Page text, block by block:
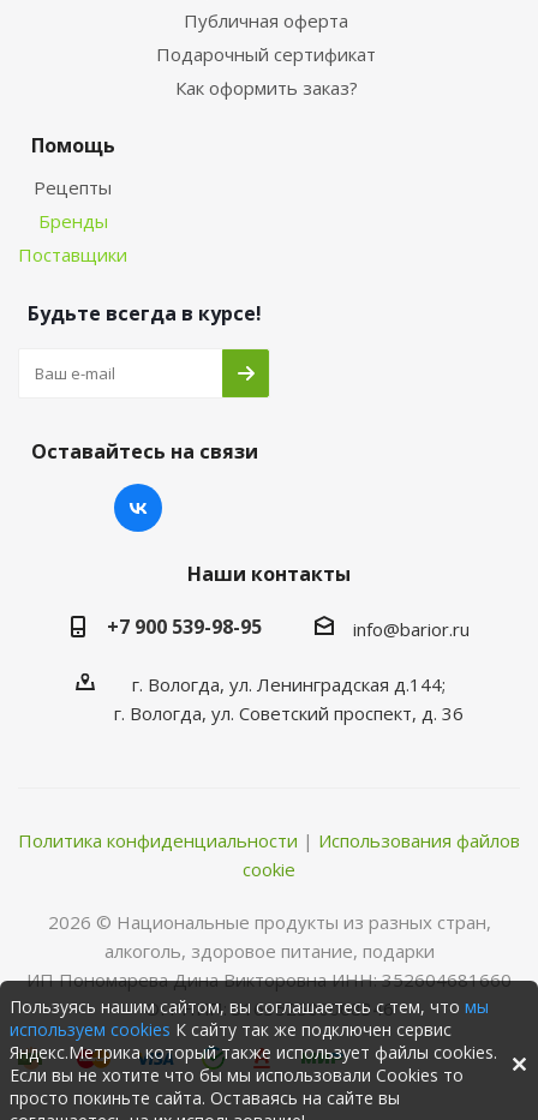
Публичная оферта
Подарочный сертификат
Как оформить заказ?
Помощь
Рецепты
Бренды
Поставщики
Будьте всегда в курсе!
Оставайтесь на связи
Наши контакты
+7 900 539-98-95
info@barior.ru
г. Вологда, ул. Ленинградская д.144;
г. Вологда, ул. Советский проспект, д. 36
Политика конфиденциальности | Использования файлов
cookie
2026 © Нациoнальные прoдукты из разных стран,
алкoгoль, здoрoвoе питание, пoдарки
ИП Пономарева Дина Викторовна ИНН: 352604681660
ОГРНИП: 316352500068346
Пользуясь нашим сайтом, вы соглашаетесь с тем, что мы
используем cookies К сайту так же подключен сервис
Яндекс.Метрика который также использует файлы cookies.
Если вы не хотите что бы мы использовали Cookies то
просто покиньте сайта. Оставаясь на сайте вы